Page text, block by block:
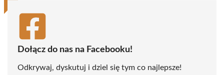
Dołącz do nas na Facebooku!
Odkrywaj, dyskutuj i dziel się tym co najlepsze!